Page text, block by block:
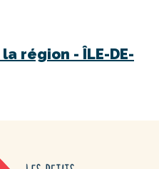
région - ÎLE-DE-